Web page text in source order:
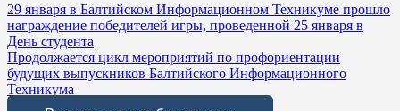
Навигация
по
записям
29 января в Балтийском Информационном Техникуме прошло
награждение победителей игры, проведенной 25 января в
День студента
Продолжается цикл мероприятий по профориентации
будущих выпускников Балтийского Информационного
Техникума